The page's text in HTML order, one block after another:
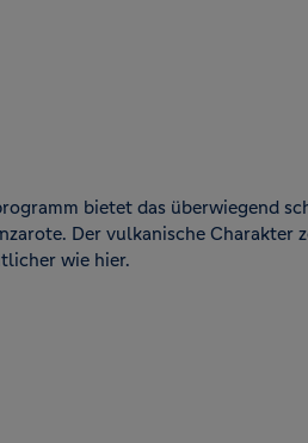
bietet das überwiegend
Der vulkanische Charakter
wie hier.